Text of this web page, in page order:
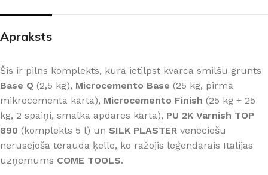
Apraksts
Šis ir pilns komplekts, kurā ietilpst kvarca smilšu grunts
Base Q (2,5 kg), Microcemento Base (25 kg, pirmā
mikrocementa kārta), Microcemento Finish (25 kg + 25
kg, 2 spaiņi, smalka apdares kārta), PU 2K Varnish TOP
890 (komplekts 5 l) un SILK PLASTER venēciešu
nerūsējošā tērauda ķelle, ko ražojis leģendārais Itālijas
uzņēmums COME TOOLS.